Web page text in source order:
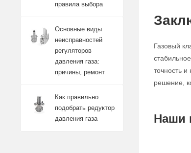
Газовый
точность
решение,
Наши
правила выбора
Основные виды
неисправностей
регуляторов
давления газа:
причины, ремонт
Как правильно
подобрать редуктор
давления газа